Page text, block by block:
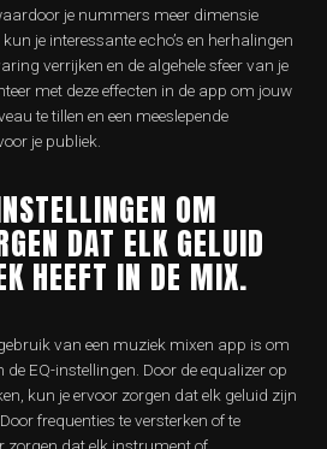
je nummers meer dimensie
je interessante echo’s en herhalingen
verrijken en de algehele sfeer van je
met deze effecten in de app om jouw
te tillen en een meeslepende
je publiek.
OM
DAT ELK GELUID
HEEFT IN DE MIX.
van een muziek mixen app is om
EQ-instellingen. Door de equalizer op
kun je ervoor zorgen dat elk geluid zijn
frequenties te versterken of te